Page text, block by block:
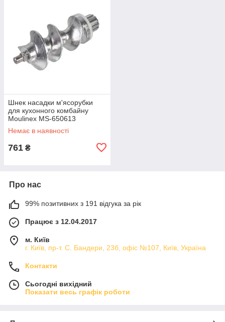
Шнек насадки м'ясорубки
для кухонного комбайну
Moulinex MS-650613
Немає в наявності
761 ₴
Про нас
99% позитивних з 191 відгука за рік
Працює з 12.04.2017
м. Київ
г. Київ, пр-т. С. Бандери, 23б, офіс №107, Київ, Україна
Контакти
Сьогодні вихідний
Показати весь графік роботи